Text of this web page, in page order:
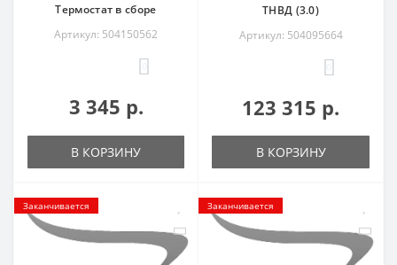
Термостат в сборе
Артикул: 504150562
3 345 р.
В КОРЗИНУ
ТНВД (3.0)
Артикул: 504095664
123 315 р.
В КОРЗИНУ
Заканчивается Заканчивается